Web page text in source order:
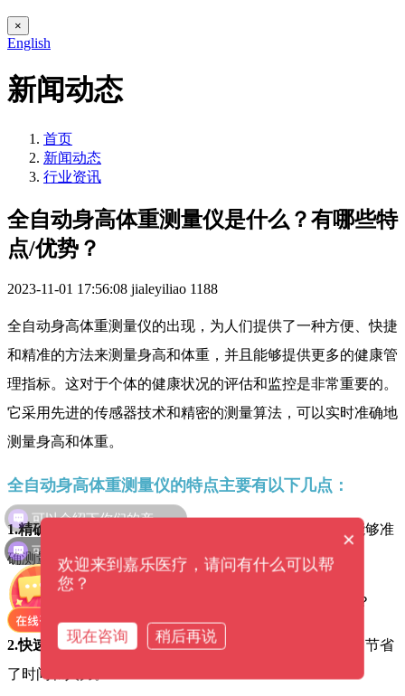
×
English
新闻动态
首页
新闻动态
行业资讯
全自动身高体重测量仪是什么？有哪些特
点/优势？
2023-11-01 17:56:08 jialeyiliao 1188
全自动身高体重测量仪的出现，为人们提供了一种方便、快捷
和精准的方法来测量身高和体重，并且能够提供更多的健康管
理指标。这对于个体的健康状况的评估和监控是非常重要的。
它采用先进的传感器技术和精密的测量算法，可以实时准确地
测量身高和体重。
全自动身高体重测量仪的特点主要有以下几点：
1.精确度高：
采用高精度的光电传感器和称重传感器，能够准
确测量身高和体重，误差在±1mm以内。
2.快速高效：仪器可以快速完成多个人的身高体重测量，节省
了时间和人力。
可以介绍下你们的产品么？
可以提供解决方案吗？ ×
欢迎来到嘉乐医疗，请问有什么可以帮
您？
现在咨询 稍后再说